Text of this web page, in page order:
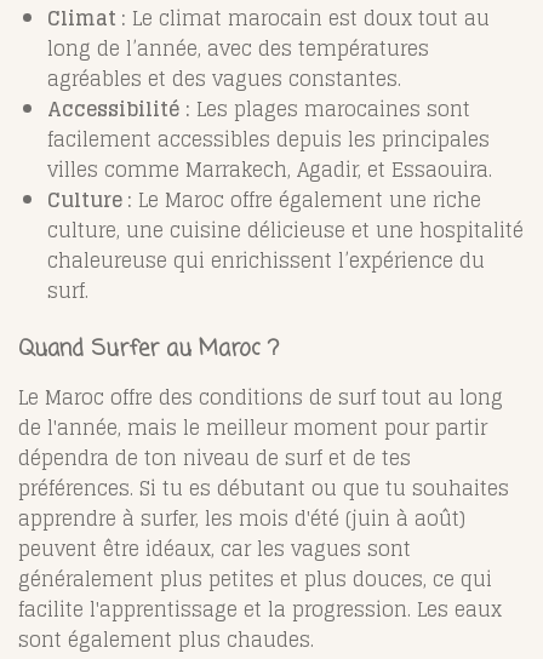
Climat : Le climat marocain est doux tout au
long de l’année, avec des températures
agréables et des vagues constantes.
Accessibilité : Les plages marocaines sont
facilement accessibles depuis les principales
villes comme Marrakech, Agadir, et Essaouira.
Culture : Le Maroc offre également une riche
culture, une cuisine délicieuse et une hospitalité
chaleureuse qui enrichissent l’expérience du
surf.
Quand Surfer au Maroc ?
Le Maroc offre des conditions de surf tout au long
de l'année, mais le meilleur moment pour partir
dépendra de ton niveau de surf et de tes
préférences. Si tu es débutant ou que tu souhaites
apprendre à surfer, les mois d'été (juin à août)
peuvent être idéaux, car les vagues sont
généralement plus petites et plus douces, ce qui
facilite l'apprentissage et la progression. Les eaux
sont également plus chaudes.